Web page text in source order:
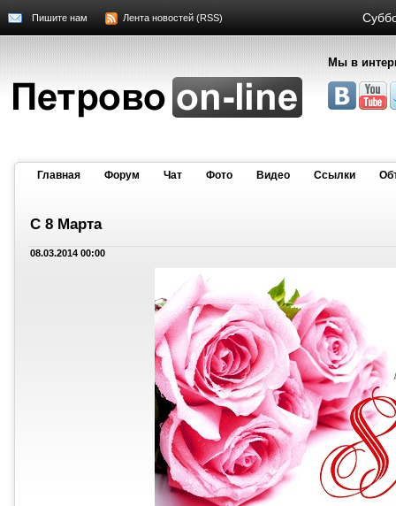
Пишите нам Лента новостей (RSS)
Мы в
Главная Форум Чат Фото Видео Cсылки
С 8 Марта
08.03.2014 00:00